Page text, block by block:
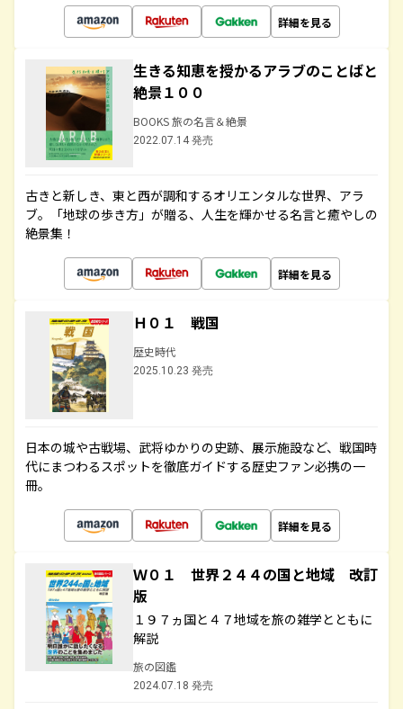
詳細を見る
生きる知恵を授かるアラブのことばと
絶景１００
BOOKS 旅の名言＆絶景
2022.07.14 発売
古きと新しき、東と西が調和するオリエンタルな世界、アラ
ブ。「地球の歩き方」が贈る、人生を輝かせる名言と癒やしの
絶景集！
詳細を見る
Ｈ０１ 戦国
歴史時代
2025.10.23 発売
日本の城や古戦場、武将ゆかりの史跡、展示施設など、戦国時
代にまつわるスポットを徹底ガイドする歴史ファン必携の一
冊。
詳細を見る
Ｗ０１ 世界２４４の国と地域 改訂
版
１９７ヵ国と４７地域を旅の雑学とともに
解説
旅の図鑑
2024.07.18 発売